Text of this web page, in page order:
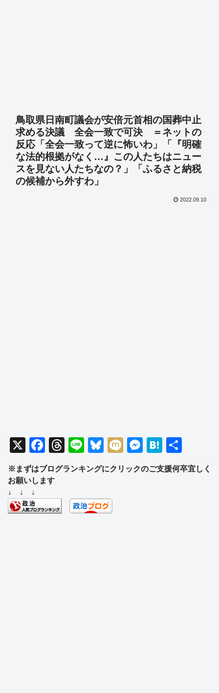
鳥取県日南町議会が安倍元首相の国葬中止
求める決議 全会一致で可決 ＝ネットの
反応「全会一致って逆に怖いわ」「『明確
な法的根拠がなく…』この人たちはニュー
スを見ない人たちなの？」「ふるさと納税
の候補から外すわ」
2022.09.10
X
F
a
c
b
T
hr
e
d
Li
n
e
Bl
e
y
M
ixi
M
ss
H
at
e
有
※まずはブログランキングにクリックのご支援何卒宜しく
お願いします
↓ ↓ ↓